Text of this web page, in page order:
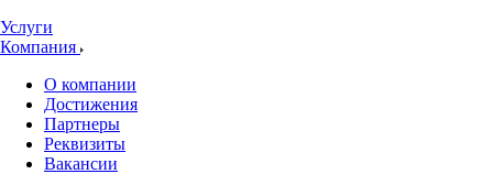
Услуги
Компания
О компании
Достижения
Партнеры
Реквизиты
Вакансии